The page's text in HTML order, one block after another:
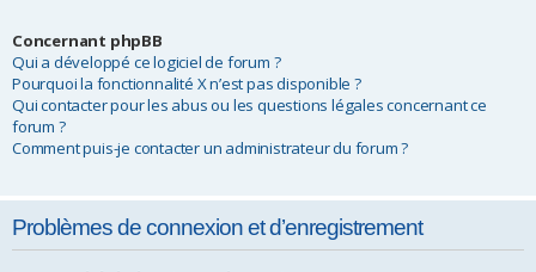
Concernant phpBB
Qui a développé ce logiciel de forum ?
Pourquoi la fonctionnalité X n’est pas disponible ?
Qui contacter pour les abus ou les questions légales concernant ce
forum ?
Comment puis-je contacter un administrateur du forum ?
Problèmes de connexion et d’enregistrement